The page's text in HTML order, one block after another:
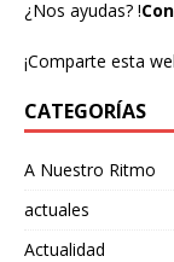
¿Nos ayudas? !
¡Comparte esta
CATEGORÍAS
A Nuestro Ritmo
actuales
Actualidad